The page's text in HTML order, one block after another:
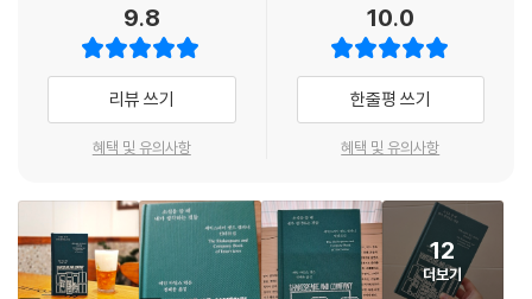
만일 우리가 결국 어느 쪽도 절대 이길 수 없는 엄격한 좌우 대립에서 벗어
자의 꿈, 실제로 굴욕당하고 창피당하는 개개인들에 관해 이야기하자고 해
야 합니다.
--- pp.101-102
누군가 내 앞에서 맞고 있는 모습을 보아 온 날이 하루 이틀이 아닌데 어느
날 그가 그것에 맞서 싸우는 겁니다. 그 이유는 무엇일까요? 한 사람을 그
렇게 만드는 것은 무엇일까요?
감정과 비밀, 고독과 트라우마, 농담과 슬픔을 아우르는 대담집
어떤 예술가든 자기가 뭔가에 대한 해답을 안다고 생각하기 시작하는 순간
작품은 수난에 빠지게 되는 것 같습니다. 저는 그냥 좋은 질문을 품고 있는
사람이라고 생각합니다. - 31면, 퍼시벌 에버렛 대담
험적인 작품 『나는 시드니 포이티어가 아니다』를 쓴 퍼시벌 에버렛은 소설
을 쓸 때 「자신이 무엇을 해야 할지 모르는 상태이기 때문에 매번 그 과정과
형식을 재창조할 수밖에 없다」고 말한다. 『나의 투쟁』을 쓴 칼 오베 크네우
9.8
리뷰 쓰기
혜택 및 유의사항
10.0
한줄평 쓰기
혜택 및 유의사항
12
더보기